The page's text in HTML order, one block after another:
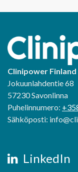
LinkedIn
Clinipower
Jokuunlahdentie 68
57230 Savonlinna
Puhelinnumero:
Sähköposti: